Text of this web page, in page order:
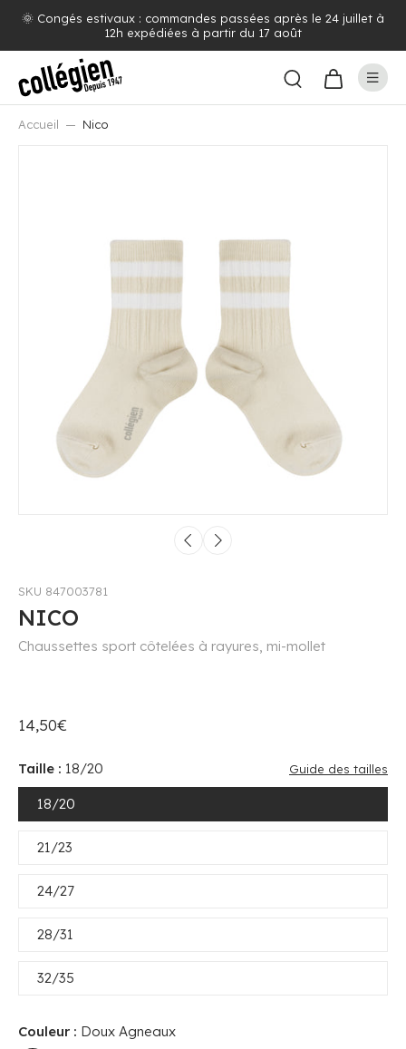
🌞 Congés estivaux : commandes passées après le 24 juillet à
12h expédiées à partir du 17 août
Accueil Nico
SKU 847003781
NICO
Chaussettes sport côtelées à rayures, mi-mollet
14,50€
Taille : 18/20 Guide des tailles
18/20
21/23
24/27
28/31
32/35
Couleur : Doux Agneaux